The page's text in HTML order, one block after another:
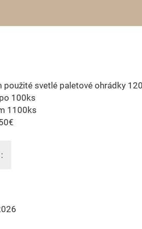
použité svetlé paletové ohrádky
100ks
1100ks